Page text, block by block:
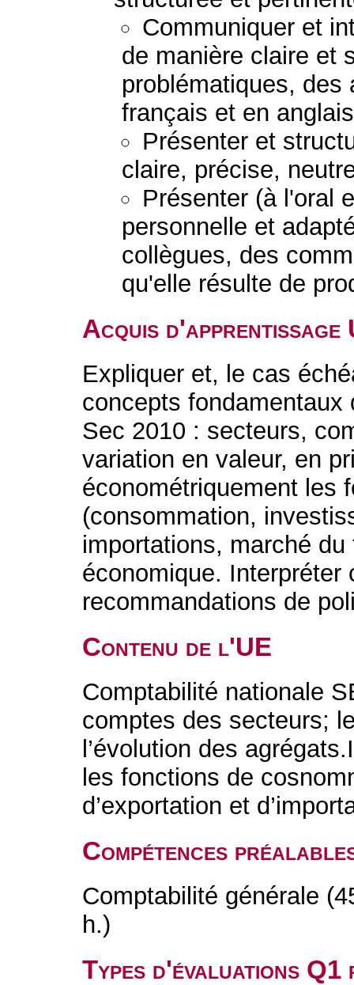
Communiquer et
de manière claire et
problématiques,
français et en
Présenter et
claire, précise,
Présenter (à l'oral
personnelle et
collègues, des
qu'elle résulte de
Acquis d'apprentissage
Expliquer et, le cas
concepts
Sec 2010 : secteurs,
variation en valeur, en
économétriquement les
(consommation,
importations, marché du
économique.
recommandations de
Contenu de l'UE
Comptabilité nationale
comptes des secteurs;
l’évolution des
les fonctions de
d’exportation et
Compétences
Comptabilité générale
h.)
Types d'évaluations